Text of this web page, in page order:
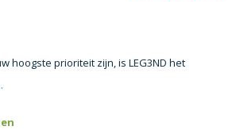
hoogste prioriteit zijn, is LEG3ND het